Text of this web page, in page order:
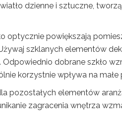
dzienne i sztuczne,
optycznie powiększają
szklanych elementów
dobrane szkło
korzystnie wpływa na małe
pozostałych elementów
zagracenia wnętrza